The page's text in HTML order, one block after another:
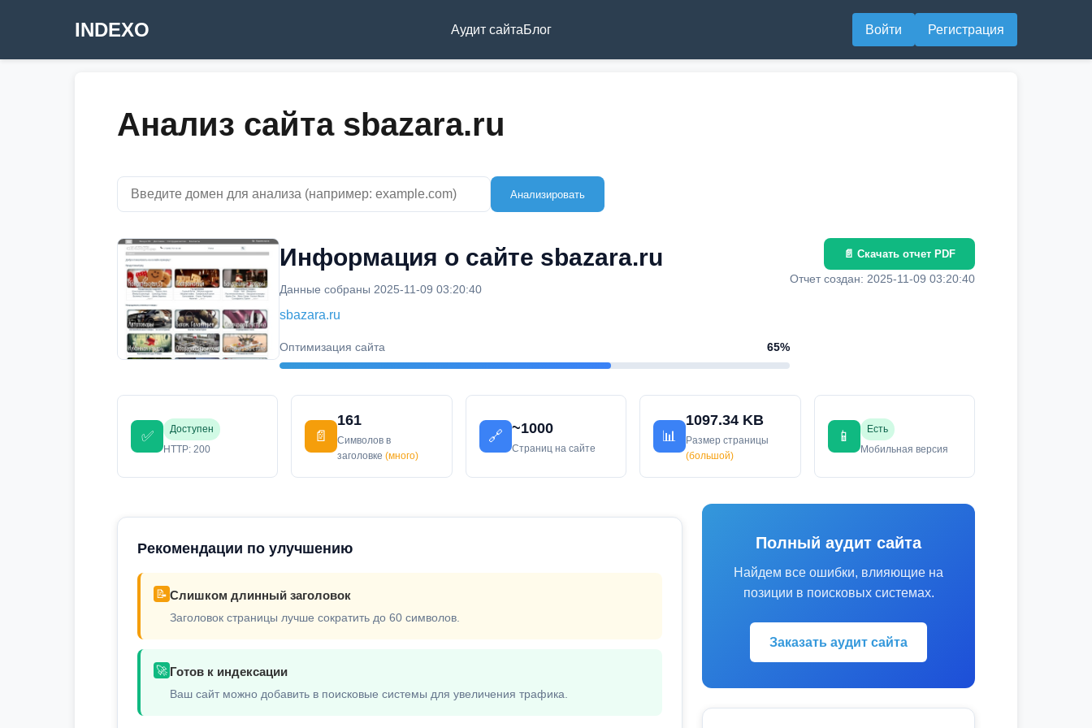
INDEXO Аудит сайтаБлог Войти Регистрация
Анализ сайта sbazara.ru
Анализировать
Информация о сайте sbazara.ru
Данные собраны 2025-11-09 03:20:40
sbazara.ru
Оптимизация сайта 65%
📄 Скачать отчет PDF
Отчет создан: 2025-11-09 03:20:40
✅
Доступен
HTTP: 200
📄
161
Символов в
заголовке(много)
🔗
~1000
Страниц на сайте
📊
1097.34 KB
Размер страницы
(большой)
📱
Есть
Мобильная версия
Рекомендации по улучшению
📝 Слишком длинный заголовок
Заголовок страницы лучше сократить до 60 символов.
🚀 Готов к индексации
Ваш сайт можно добавить в поисковые системы для увеличения трафика.
Полный аудит сайта
Найдем все ошибки, влияющие на
позиции в поисковых системах.
Заказать аудит сайта